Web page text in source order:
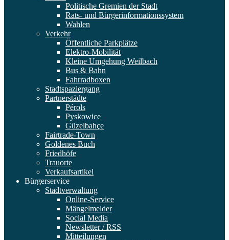
Politische Gremien der Stadt
Rats- und Bürgerinformationssystem
Wahlen
Verkehr
Öffentliche Parkplätze
Elektro-Mobilität
Kleine Umgehung Weilbach
Bus & Bahn
Fahrradboxen
Stadtspaziergang
Partnerstädte
Pérols
Pyskowice
Güzelbahçe
Fairtrade-Town
Goldenes Buch
Friedhöfe
Trauorte
Verkaufsartikel
Bürgerservice
Stadtverwaltung
Online-Service
Mängelmelder
Social Media
Newsletter / RSS
Mitteilungen